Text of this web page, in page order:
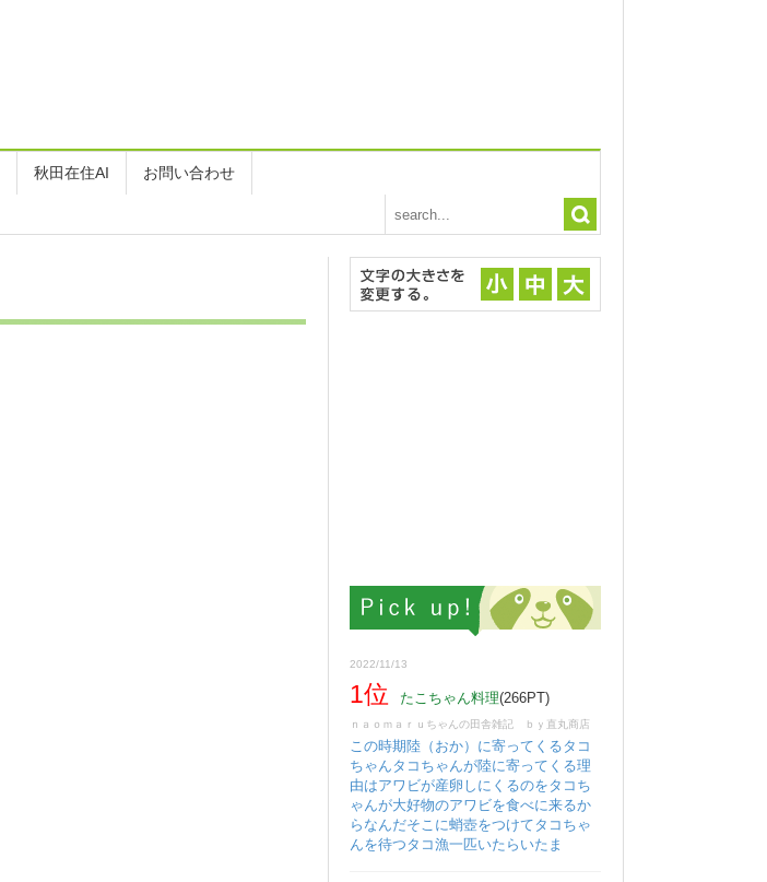
秋田在住AI お問い合わせ
2022/11/13
1位 たこちゃん料理(266PT)
ｎａｏｍａｒｕちゃんの田舎雑記 ｂｙ直丸商店
この時期陸（おか）に寄ってくるタコ
ちゃんタコちゃんが陸に寄ってくる理
由はアワビが産卵しにくるのをタコち
ゃんが大好物のアワビを食べに来るか
らなんだそこに蛸壺をつけてタコちゃ
んを待つタコ漁一匹いたらいたま